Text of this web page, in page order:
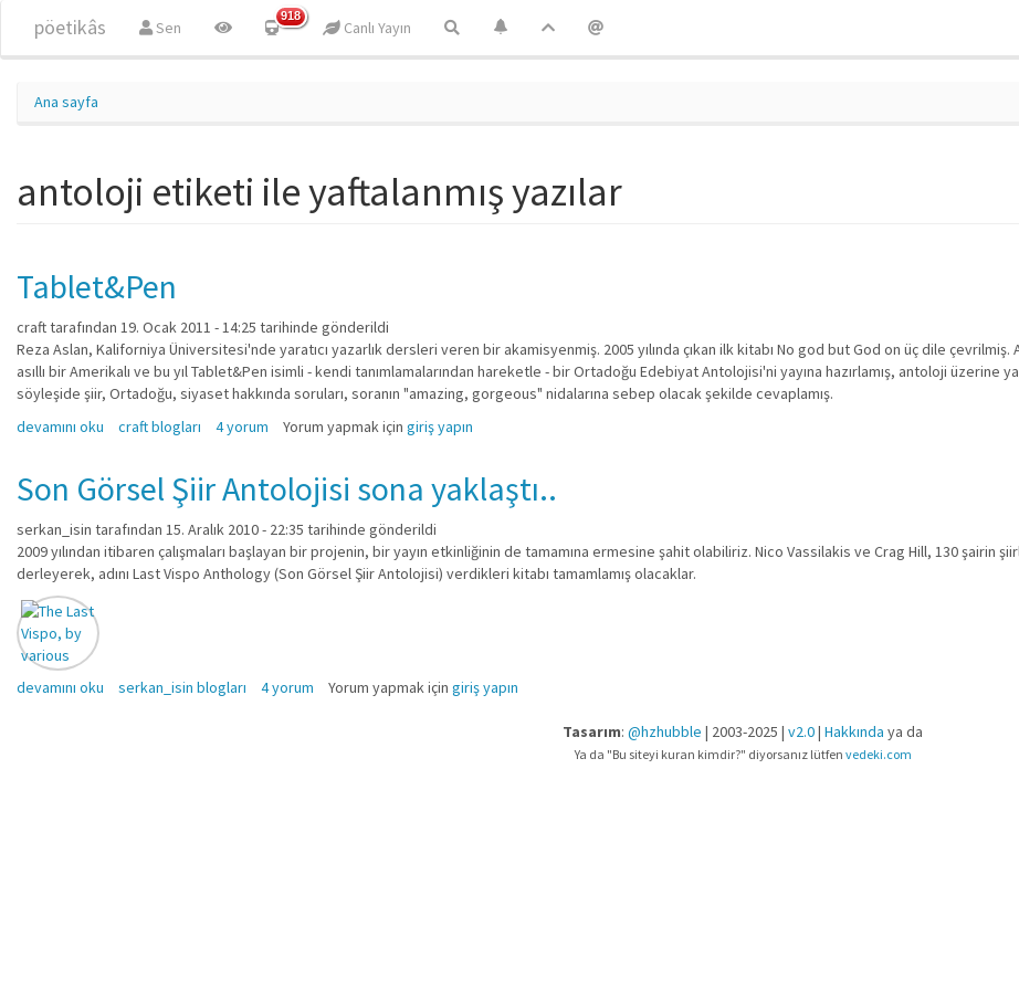
pöetikâs Sen
918
Canlı Yayın
Ana sayfa
antoloji etiketi ile yaftalanmış yazılar
Tablet&Pen
crafttarafından 19. Ocak 2011 - 14:25 tarihinde gönderildi
Reza Aslan, Kaliforniya Üniversitesi'nde yaratıcı yazarlık dersleri veren bir akamisyenmiş. 2005 yılında çıkan ilk kitabı No god but God on üç dile çevrilmiş.
asıllı bir Amerikalı ve bu yıl Tablet&Pen isimli - kendi tanımlamalarından hareketle - bir Ortadoğu Edebiyat Antolojisi'ni yayına hazırlamış, antoloji üzerine
söyleşide şiir, Ortadoğu, siyaset hakkında soruları, soranın "amazing, gorgeous" nidalarına sebep olacak şekilde cevaplamış.
Tablet&Pen hakkında
devamını oku craft blogları 4 yorum Yorum yapmak için giriş yapın
Son Görsel Şiir Antolojisi sona yaklaştı..
serkan_isin tarafından 15. Aralık 2010 - 22:35 tarihinde gönderildi
2009 yılından itibaren çalışmaları başlayan bir projenin, bir yayın etkinliğinin de tamamına ermesine şahit olabiliriz. Nico Vassilakis ve Crag Hill, 130 şairin
derleyerek, adını Last Vispo Anthology (Son Görsel Şiir Antolojisi) verdikleri kitabı tamamlamış olacaklar.
Son Görsel Şiir Antolojisi sona yaklaştı.. hakkında
devamını oku serkan_isin blogları 4 yorum Yorum yapmak için giriş yapın
Tasarım: @hzhubble | 2003-2025 | v2.0| Hakkında ya da
Ya da "Bu siteyi kuran kimdir?" diyorsanız lütfen vedeki.com